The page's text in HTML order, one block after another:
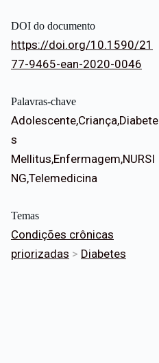
DOI do documento
https://doi.org/10.1590/21
77-9465-ean-2020-0046
Palavras-chave
Adolescente,Criança,Diabete
s
Mellitus,Enfermagem,NURSI
NG,Telemedicina
Temas
Condições crônicas
priorizadas > Diabetes